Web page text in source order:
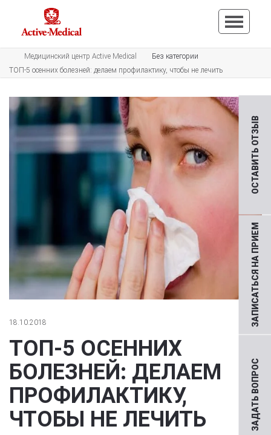
ЗАДАТЬ ВОПРОС
ЗАПИСАТЬСЯ НА ПРИЕМ
ОСТАВИТЬ ОТЗЫВ
Медицинский центр Active Medical
Без категории
ТОП-5 осенних болезней: делаем профилактику, чтобы не лечить
18.10.2018
ТОП-5 ОСЕННИХ
БОЛЕЗНЕЙ: ДЕЛАЕМ
ПРОФИЛАКТИКУ,
ЧТОБЫ НЕ ЛЕЧИТЬ